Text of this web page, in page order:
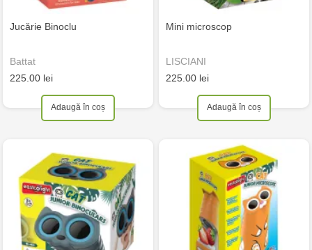
Jucărie Binoclu
Battat
225.00 lei
Adaugă în coș
Mini microscop
LISCIANI
225.00 lei
Adaugă în coș